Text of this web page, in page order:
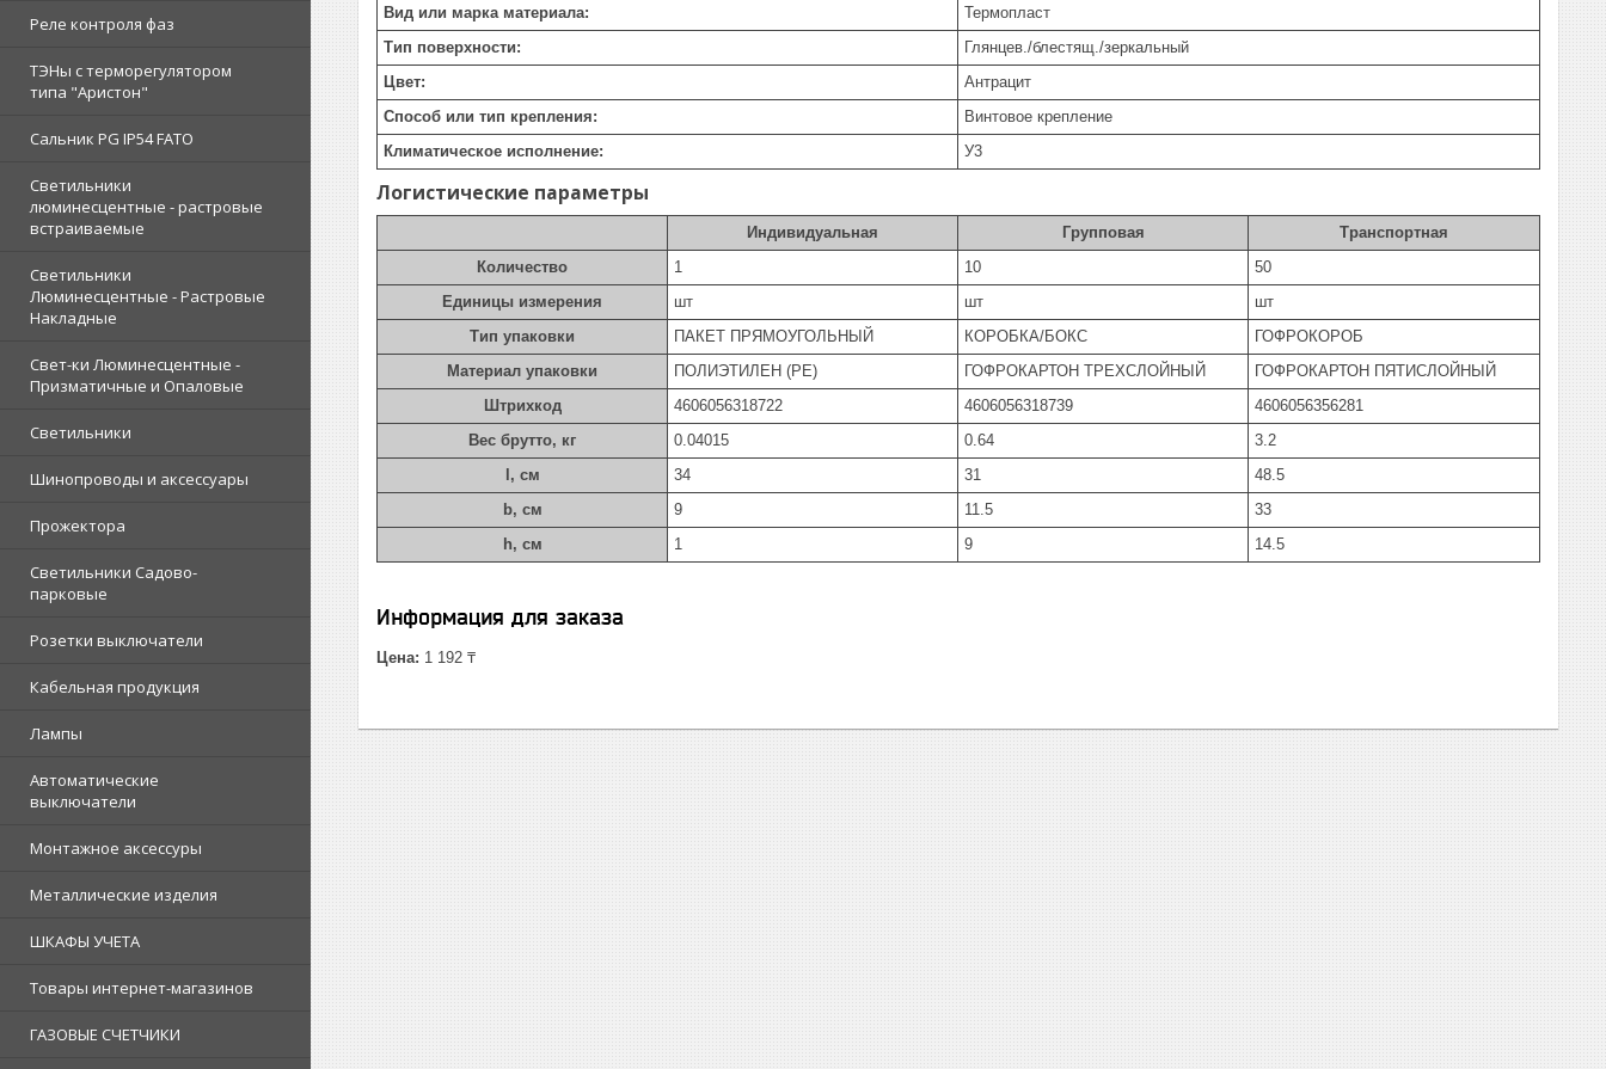
Реле контроля фаз
ТЭНы с терморегулятором
типа "Аристон"
Сальник PG IP54 FATO
Светильники
люминесцентные - растровые
встраиваемые
Светильники
Люминесцентные - Растровые
Накладные
Свет-ки Люминесцентные -
Призматичные и Опаловые
Светильники
Шинопроводы и аксессуары
Прожектора
Светильники Садово-
парковые
Розетки выключатели
Кабельная продукция
Лампы
Автоматические
выключатели
Монтажное аксессуры
Металлические изделия
ШКАФЫ УЧЕТА
Товары интернет-магазинов
ГАЗОВЫЕ СЧЕТЧИКИ
Вид или марка материала:
Термопласт
Тип поверхности:
Глянцев./блестящ./зеркальный
Цвет:
Антрацит
Способ или тип крепления:
Винтовое крепление
Климатическое исполнение:
У3
Логистические параметры
Индивидуальная Групповая
Транспортная
Количество
1 10
50
Единицы измерения
шт шт
шт
Тип упаковки
ПАКЕТ ПРЯМОУГОЛЬНЫЙ КОРОБКА/БОКС
ГОФРОКОРОБ
Материал упаковки
ПОЛИЭТИЛЕН (PE) ГОФРОКАРТОН ТРЕХСЛОЙНЫЙ
ГОФРОКАРТОН ПЯТИСЛОЙНЫЙ
Штрихкод
4606056318722 4606056318739
4606056356281
Вес брутто, кг
0.04015 0.64
3.2
l, см
34 31
48.5
b, см
9 11.5
33
h, см
1 9 14.5
Информация для заказа
Цена: 1 192 ₸